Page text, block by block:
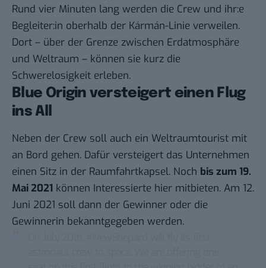
Rund vier Minuten lang werden die Crew und ihr:e
Begleiter:in oberhalb der Kármán-Linie verweilen.
Dort – über der Grenze zwischen Erdatmosphäre
und Weltraum – können sie kurz die
Schwerelosigkeit erleben.
Blue Origin versteigert einen Flug
ins All
Neben der Crew soll auch ein Weltraumtourist mit
an Bord gehen. Dafür versteigert das Unternehmen
einen Sitz in der Raumfahrtkapsel. Noch bis zum 19.
Mai 2021 können Interessierte hier mitbieten. Am 12.
Juni 2021 soll dann der Gewinner oder die
Gewinnerin bekanntgegeben werden.